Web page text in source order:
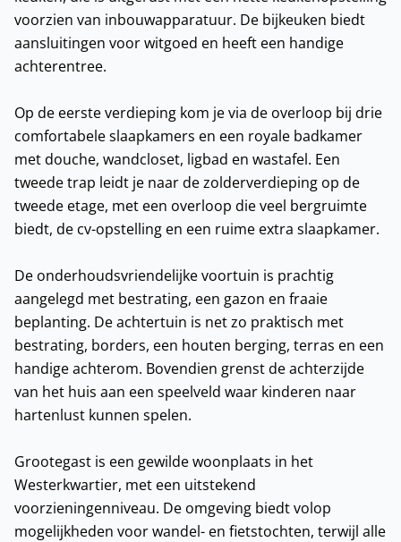
voorzien van inbouwapparatuur. De bijkeuken biedt
aansluitingen voor witgoed en heeft een handige
achterentree.
Op de eerste verdieping kom je via de overloop bij drie
comfortabele slaapkamers en een royale badkamer
met douche, wandcloset, ligbad en wastafel. Een
tweede trap leidt je naar de zolderverdieping op de
tweede etage, met een overloop die veel bergruimte
biedt, de cv-opstelling en een ruime extra slaapkamer.
De onderhoudsvriendelijke voortuin is prachtig
aangelegd met bestrating, een gazon en fraaie
beplanting. De achtertuin is net zo praktisch met
bestrating, borders, een houten berging, terras en een
handige achterom. Bovendien grenst de achterzijde
van het huis aan een speelveld waar kinderen naar
hartenlust kunnen spelen.
Grootegast is een gewilde woonplaats in het
Westerkwartier, met een uitstekend
voorzieningenniveau. De omgeving biedt volop
mogelijkheden voor wandel- en fietstochten, terwijl alle